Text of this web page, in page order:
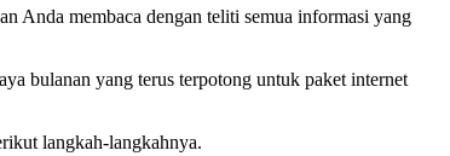
Anda membaca dengan teliti semua informasi yang
bulanan yang terus terpotong untuk paket internet
langkah-langkahnya.